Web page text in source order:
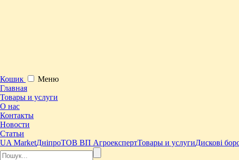
Кошик
Меню
Главная
Товары и услуги
О нас
Контакты
Новости
Статьи
UA MarketДніпроТОВ ВП АгроекспертТовары и услугиДискові